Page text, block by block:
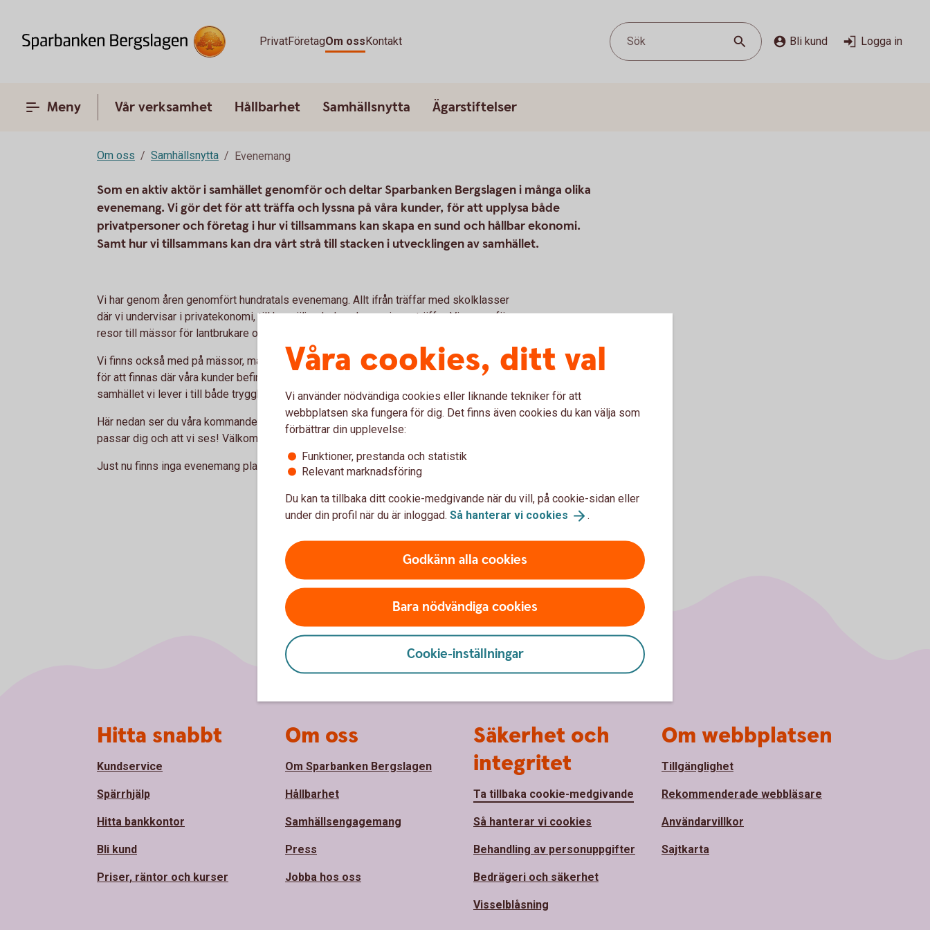
PrivatFöretagOm ossKontakt Sök Bli kund Logga in
Meny Vår verksamhet Hållbarhet Samhällsnytta Ägarstiftelser
Om oss Samhällsnytta Evenemang
Som en aktiv aktör i samhället genomför och deltar Sparbanken Bergslagen i många olika
evenemang. Vi gör det för att träffa och lyssna på våra kunder, för att upplysa både
privatpersoner och företag i hur vi tillsammans kan skapa en sund och hållbar ekonomi.
Samt hur vi tillsammans kan dra vårt strå till stacken i utvecklingen av samhället.
Vi har genom åren genomfört hundratals evenemang. Allt ifrån träffar med skolklasser
där vi undervisar i privatekonomi, till hussäljarskola och pensionssträffar. Vi genomför
resor till mässor för lantbrukare och håller seminarium i ägarskifte.
Vi finns också med på mässor, marknader och andra evenemang i vår närhet. Det gör vi
för att finnas där våra kunder befinner sig. För att visa på hur vi kan hjälpa våra kunder och
samhället vi lever i till både trygghet och utveckling.
Här nedan ser du våra kommande evenemang. Klicka för att läsa mer. Hoppas något
passar dig och att vi ses! Välkommen!
Just nu finns inga evenemang planerade.
Våra cookies, ditt val
Vi använder nödvändiga cookies eller liknande tekniker för att
webbplatsen ska fungera för dig. Det finns även cookies du kan välja som
förbättrar din upplevelse:
Funktioner, prestanda och statistik
Relevant marknadsföring
Du kan ta tillbaka ditt cookie-medgivande när du vill, på cookie-sidan eller
under din profil när du är inloggad. Så hanterar vi cookies .
Godkänn alla cookies
Bara nödvändiga cookies
Cookie-inställningar
Hitta snabbt
Kundservice
Spärrhjälp
Hitta bankkontor
Bli kund
Priser, räntor och kurser
Om oss
Om Sparbanken Bergslagen
Hållbarhet
Samhällsengagemang
Press
Jobba hos oss
Säkerhet och
integritet
Ta tillbaka cookie-medgivande
Så hanterar vi cookies
Behandling av personuppgifter
Bedrägeri och säkerhet
Visselblåsning
Om webbplatsen
Tillgänglighet
Rekommenderade webbläsare
Användarvillkor
Sajtkarta